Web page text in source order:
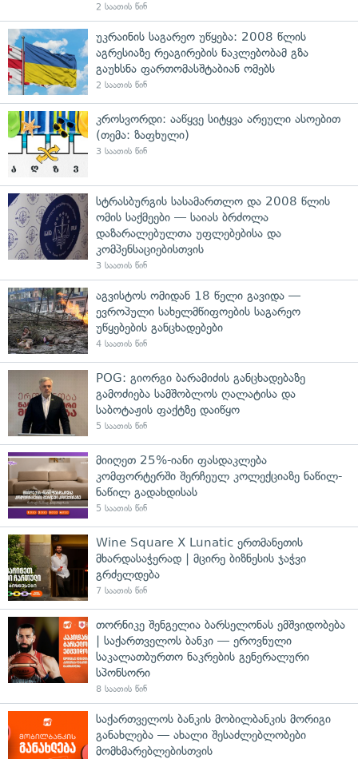
2 საათის წინ
უკრაინის საგარეო უწყება: 2008 წლის
აგრესიაზე რეაგირების ნაკლებობამ გზა
გაუხსნა ფართომასშტაბიან ომებს
2 საათის წინ
კროსვორდი: ააწყვე სიტყვა არეული ასოებით
(თემა: ზაფხული)
3 საათის წინ
სტრასბურგის სასამართლო და 2008 წლის
ომის საქმეები — საიას ბრძოლა
დაზარალებულთა უფლებებისა და
კომპენსაციებისთვის
3 საათის წინ
აგვისტოს ომიდან 18 წელი გავიდა —
ევროპული სახელმწიფოების საგარეო
უწყებების განცხადებები
4 საათის წინ
POG: გიორგი ბარამიძის განცხადებაზე
გამოძიება სამშობლოს ღალატისა და
საბოტაჟის ფაქტზე დაიწყო
5 საათის წინ
მიიღეთ 25%-იანი ფასდაკლება
კომფორტერში შერჩეულ კოლექციაზე ნაწილ-
ნაწილ გადახდისას
5 საათის წინ
Wine Square X Lunatic ერთმანეთის
მხარდასაჭერად | მცირე ბიზნესის ჯაჭვი
გრძელდება
7 საათის წინ
თორნიკე შენგელია ბარსელონას ემშვიდობება
| საქართველოს ბანკი — ეროვნული
საკალათბურთო ნაკრების გენერალური
სპონსორი
8 საათის წინ
საქართველოს ბანკის მობილბანკის მორიგი
განახლება — ახალი შესაძლებლობები
მომხმარებლებისთვის